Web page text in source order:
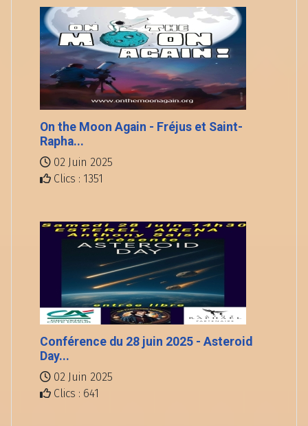
On the Moon Again - Fréjus et Saint-
Rapha...
02 Juin 2025
Clics : 1351
Conférence du 28 juin 2025 - Asteroid
Day...
02 Juin 2025
Clics : 641